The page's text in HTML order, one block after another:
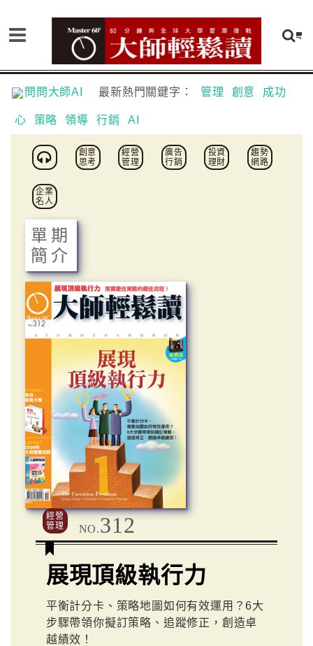
問問大師AI 最新熱門關鍵字： 管理 創意 成功
心 策略 領導 行銷 AI
創意
思考
經營
管理
廣告
行銷
投資
理財
趨勢
網路
企業
名人
單期
簡介
經營
管理
NO.312
展現頂級執行力
平衡計分卡、策略地圖如何有效運用？6大
步驟帶領你擬訂策略、追蹤修正，創造卓
越績效！